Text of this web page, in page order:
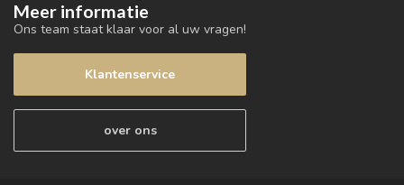
Meer informatie
Ons team staat klaar voor al uw vragen!
Klantenservice
over ons